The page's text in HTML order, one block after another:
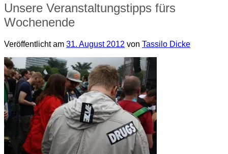
Unsere Veranstaltungstipps fürs
Wochenende
Veröffentlicht am 31. August 2012 von Tassilo Dicke